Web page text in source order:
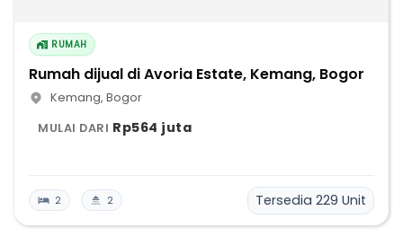
RUMAH
Rumah dijual di Avoria Estate, Kemang, Bogor
Kemang, Bogor
MULAI DARI Rp564 juta
2 2 Tersedia 229 Unit